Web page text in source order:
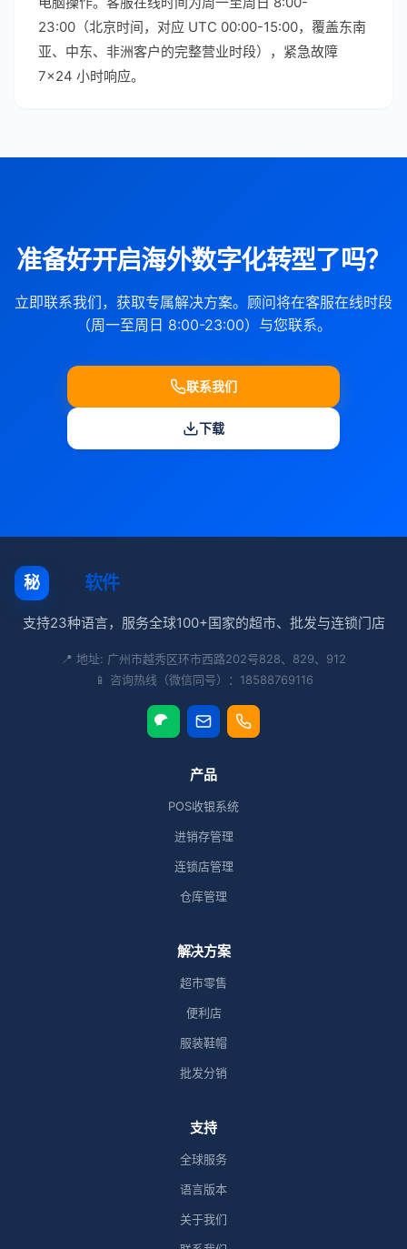
23:00（北京时间，对应 UTC 00:00-15:00，覆盖东南
亚、中东、非洲客户的完整营业时段），紧急故障
7×24 小时响应。
准备好开启海外数字化转型了吗？
立即联系我们，获取专属解决方案。顾问将在客服在线时段
（周一至周日 8:00-23:00）与您联系。
联系我们
下载
秘 软件
支持23种语言，服务全球100+国家的超市、批发与连锁门店
📍 地址: 广州市越秀区环市西路202号828、829、912
📱 咨询热线（微信同号）：18588769116
产品
POS收银系统
进销存管理
连锁店管理
仓库管理
解决方案
超市零售
便利店
服装鞋帽
批发分销
支持
全球服务
语言版本
关于我们